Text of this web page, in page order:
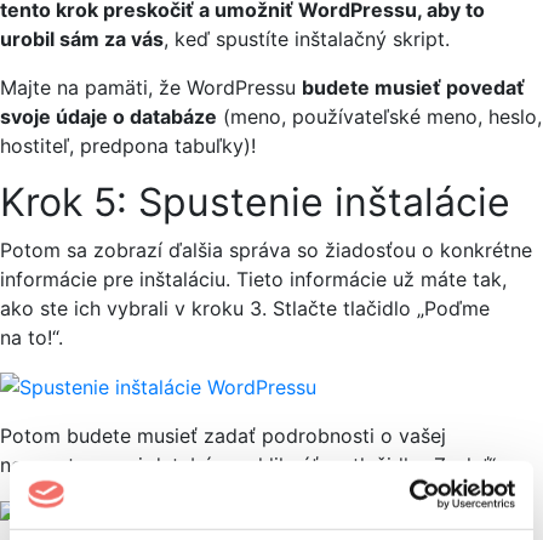
tento krok preskočiť a umožniť WordPressu, aby to
urobil sám za vás, keď spustíte inštalačný skript.
Majte na pamäti, že WordPressu budete musieť povedať
svoje údaje o databáze (meno, používateľské meno, heslo,
hostiteľ, predpona tabuľky)!
Krok 5: Spustenie inštalácie
Potom sa zobrazí ďalšia správa so žiadosťou o konkrétne
informácie pre inštaláciu. Tieto informácie už máte tak,
ako ste ich vybrali v kroku 3. Stlačte tlačidlo „Poďme
na to!“.
Potom budete musieť zadať podrobnosti o vašej
novovytvorenej databáze a kliknúť na tlačidlo „Zaslať“.